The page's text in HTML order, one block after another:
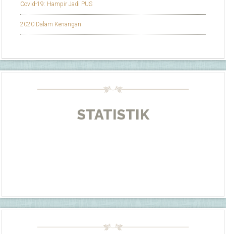
Covid-19: Hampir Jadi PUS
2020 Dalam Kenangan
STATISTIK